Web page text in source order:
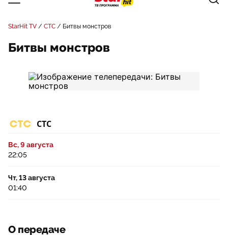
StarHit TV СТС Битвы монстров
Битвы монстров
СТС
Вс, 9 августа
22:05
Чт, 13 августа
01:40
О передаче